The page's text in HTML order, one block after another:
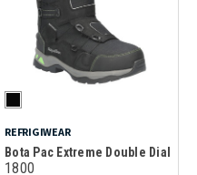
REFRIGIWEAR
Bota Pac Extreme Double Dial
1800